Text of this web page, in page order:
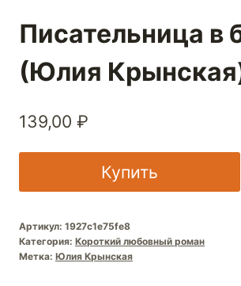
Писательница в
(Юлия
139,00 ₽
Купить
Артикул: 1927c1e75fe8
Категория: Короткий любовный роман
Метка: Юлия Крынская